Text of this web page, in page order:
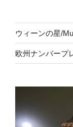
ウィーンの星/
欧州ナンバープ